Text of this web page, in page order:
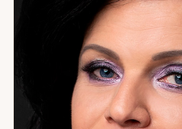
который можно осознать и
всего находится корень
помогаю с гармонией в
конфликтами, с рабочими и
очищением пространства и
денежными потоками и
Если вы чувствуете, что
мы ещё не добирались до